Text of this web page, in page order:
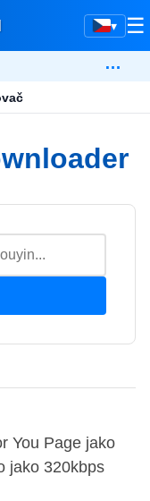
▾ ☰
…
You Page jako
jako 320kbps